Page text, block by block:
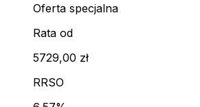
Oferta specjalna
Rata od
5729,00 zł
RRSO